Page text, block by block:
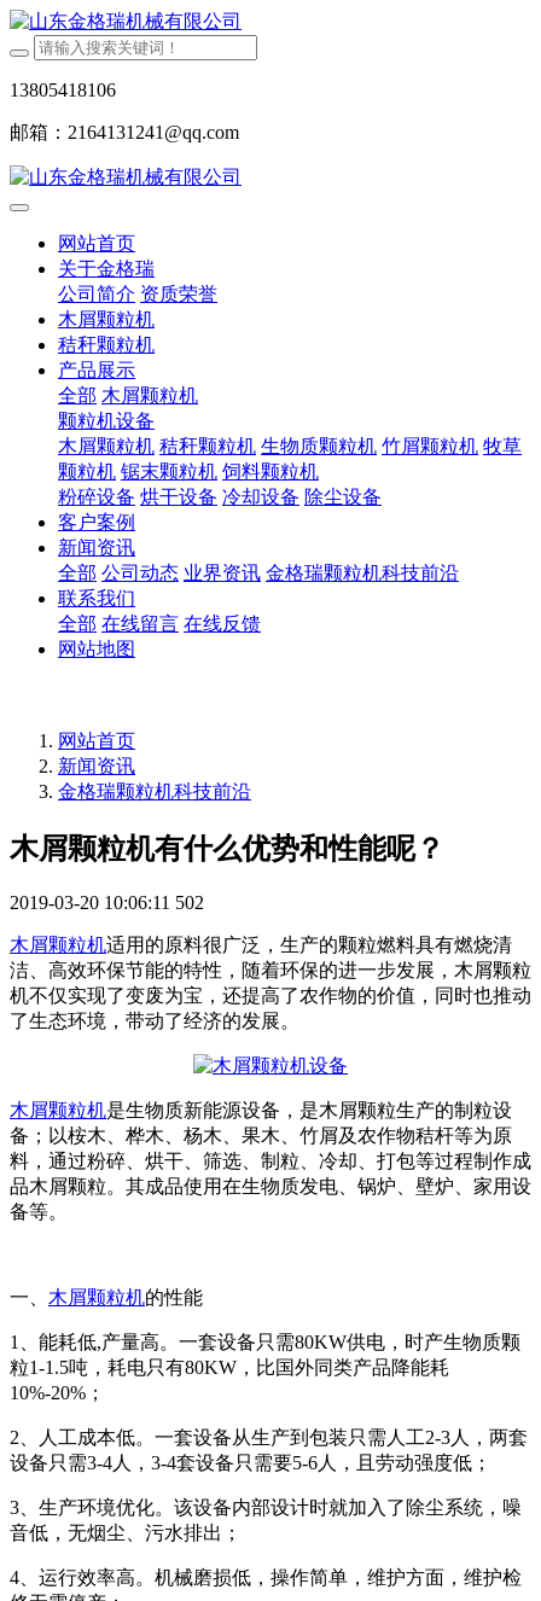
13805418106
邮箱：2164131241@qq.com
网站首页
关于金格瑞
公司简介 资质荣誉
木屑颗粒机
秸秆颗粒机
产品展示
全部 木屑颗粒机
颗粒机设备
木屑颗粒机 秸秆颗粒机 生物质颗粒机 竹屑颗粒机 牧草
颗粒机 锯末颗粒机 饲料颗粒机
粉碎设备 烘干设备 冷却设备 除尘设备
客户案例
新闻资讯
全部 公司动态 业界资讯 金格瑞颗粒机科技前沿
联系我们
全部 在线留言 在线反馈
网站地图
网站首页
新闻资讯
金格瑞颗粒机科技前沿
木屑颗粒机有什么优势和性能呢？
2019-03-20 10:06:11 502
木屑颗粒机适用的原料很广泛，生产的颗粒燃料具有燃烧清
洁、高效环保节能的特性，随着环保的进一步发展，木屑颗粒
机不仅实现了变废为宝，还提高了农作物的价值，同时也推动
了生态环境，带动了经济的发展。
木屑颗粒机是生物质新能源设备，是木屑颗粒生产的制粒设
备；以桉木、桦木、杨木、果木、竹屑及农作物秸杆等为原
料，通过粉碎、烘干、筛选、制粒、冷却、打包等过程制作成
品木屑颗粒。其成品使用在生物质发电、锅炉、壁炉、家用设
备等。
一、 木屑颗粒机的性能
1、能耗低,产量高。一套设备只需80KW供电，时产生物质颗
粒1-1.5吨，耗电只有80KW，比国外同类产品降能耗
10%-20%；
2、人工成本低。一套设备从生产到包装只需人工2-3人，两套
设备只需3-4人，3-4套设备只需要5-6人，且劳动强度低；
3、生产环境优化。该设备内部设计时就加入了除尘系统，噪
音低，无烟尘、污水排出；
4、运行效率高。机械磨损低，操作简单，维护方面，维护检